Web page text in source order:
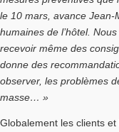
le 10 mars, avance Jean-
humaines de l’hôtel.
recevoir même des
donne des
observer, les problèmes
masse… »
Globalement les clients